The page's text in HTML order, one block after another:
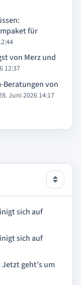
für
von Merz und
12:37
Beratungen von
Juni 2026 14:17
sich auf
sich auf
Jetzt geht’s um